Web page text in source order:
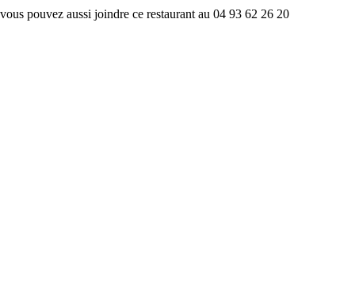
vous pouvez aussi joindre ce restaurant au 04 93 62 26 20